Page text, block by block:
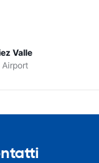
Valle
Airport